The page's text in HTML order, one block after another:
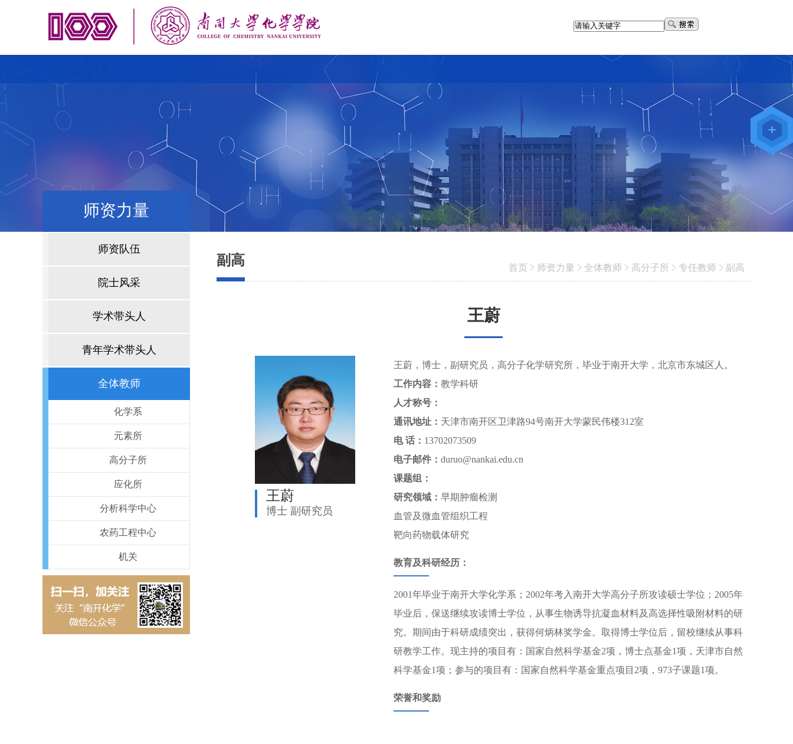
师资力量
师资队伍
院士风采
学术带头人
青年学术带头人
全体教师
化学系
元素所
高分子所
应化所
分析科学中心
农药工程中心
机关
副高 首页 师资力量 全体教师 高分子所 专任教师 副高
王蔚
王蔚
博士 副研究员
王蔚，博士，副研究员，高分子化学研究所，毕业于南开大学，北京市东城区人。
工作内容： 教学科研
人才称号：
通讯地址： 天津市南开区卫津路94号南开大学蒙民伟楼312室
电 话： 13702073509
电子邮件： duruo@nankai.edu.cn
课题组：
研究领域： 早期肿瘤检测
血管及微血管组织工程
靶向药物载体研究
教育及科研经历：
2001年毕业于南开大学化学系；2002年考入南开大学高分子所攻读硕士学位；2005年
毕业后，保送继续攻读博士学位，从事生物诱导抗凝血材料及高选择性吸附材料的研
究。期间由于科研成绩突出，获得何炳林奖学金。取得博士学位后，留校继续从事科
研教学工作。现主持的项目有：国家自然科学基金2项，博士点基金1项，天津市自然
科学基金1项；参与的项目有：国家自然科学基金重点项目2项，973子课题1项。
荣誉和奖励